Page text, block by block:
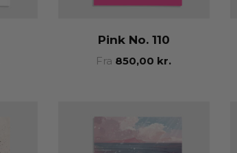
Pink No. 110
Fra 850,00 kr.